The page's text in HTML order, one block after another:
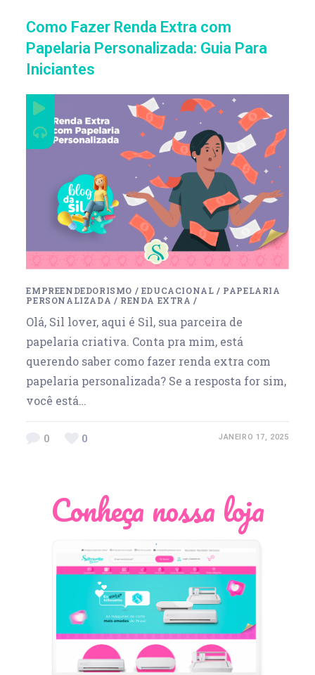
Como Fazer Renda Extra com
Papelaria Personalizada: Guia Para
Iniciantes
EMPREENDEDORISMO / EDUCACIONAL / PAPELARIA
PERSONALIZADA / RENDA EXTRA /
Olá, Sil lover, aqui é Sil, sua parceira de
papelaria criativa. Conta pra mim, está
querendo saber como fazer renda extra com
papelaria personalizada? Se a resposta for sim,
você está…
0 0 JANEIRO 17, 2025
Conheça nossa loja
Léia Pastori